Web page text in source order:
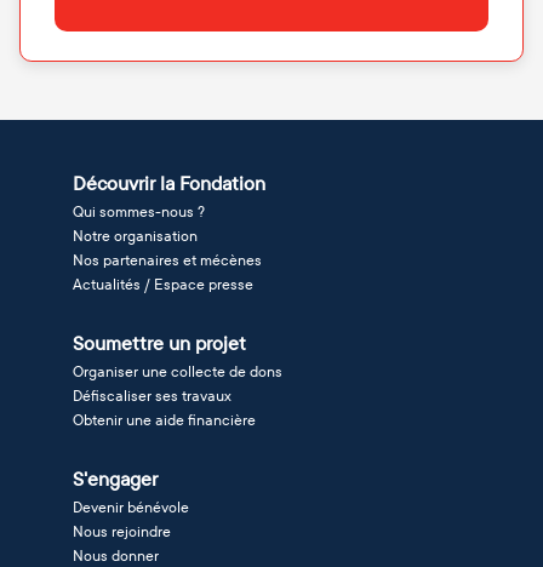
Découvrir la Fondation
Qui sommes-nous ?
Notre organisation
Nos partenaires et mécènes
Actualités / Espace presse
Soumettre un projet
Organiser une collecte de dons
Défiscaliser ses travaux
Obtenir une aide financière
S'engager
Devenir bénévole
Nous rejoindre
Nous donner